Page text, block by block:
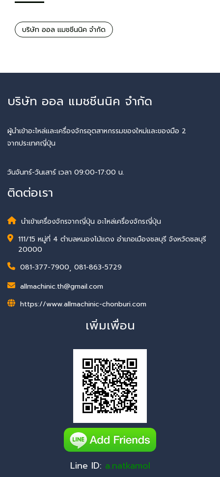
บริษัท ออล แมชชีนนิค จำกัด
บริษัท ออล แมชชีนนิค จำกัด
ผู้นำเข้าอะไหล่และเครื่องจักรอุตสาหกรรมของใหม่และของมือ 2
จากประเทศญี่ปุ่น
วันจันทร์-วันเสาร์ เวลา 09:00-17:00 น.
ติดต่อเรา
นำเข้าเครื่องจักรจากญี่ปุ่น อะไหล่เครื่องจักรญี่ปุ่น
111/15 หมู่ที่ 4 ตำบลหนองไม้แดง อำเภอเมืองชลบุรี จังหวัดชลบุรี
20000
081-377-7900, 081-863-5729
allmachinic.th@gmail.com
https://www.allmachinic-chonburi.com
เพิ่มเพื่อน
Line ID: a.natkamol